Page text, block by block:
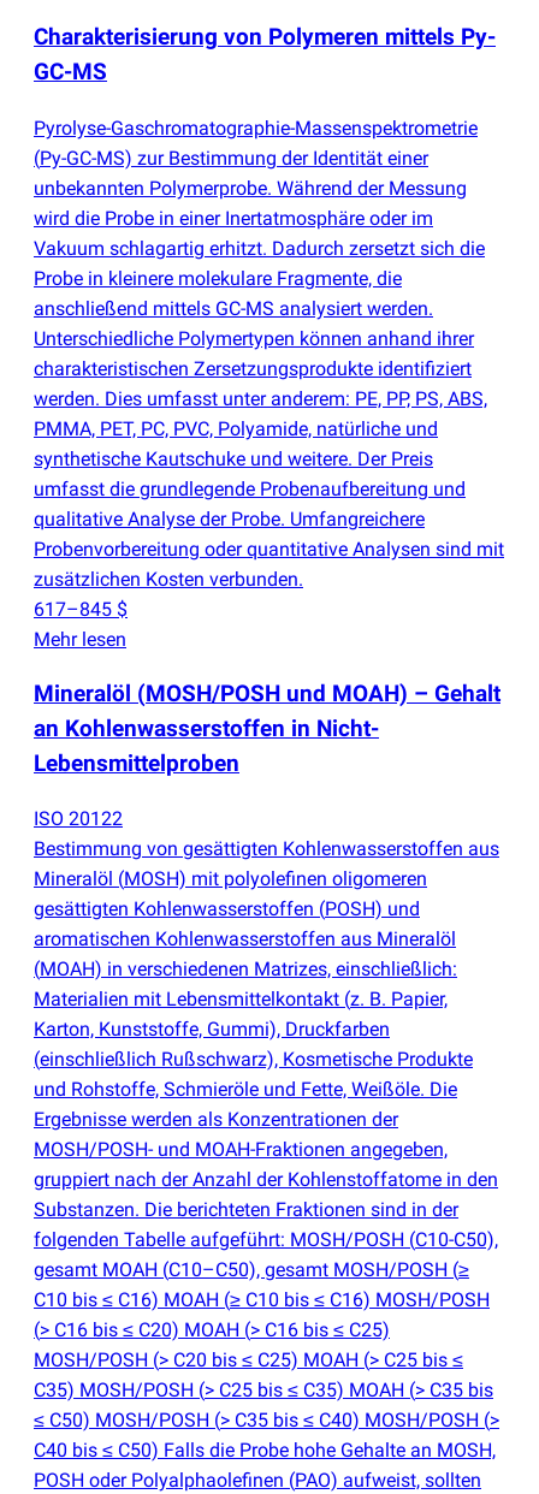
Charakterisierung von Polymeren mittels Py-
GC-MS
Pyrolyse-Gaschromatographie-Massenspektrometrie
(Py-GC-MS) zur Bestimmung der Identität einer
unbekannten Polymerprobe. Während der Messung
wird die Probe in einer Inertatmosphäre oder im
Vakuum schlagartig erhitzt. Dadurch zersetzt sich die
Probe in kleinere molekulare Fragmente, die
anschließend mittels GC-MS analysiert werden.
Unterschiedliche Polymertypen können anhand ihrer
charakteristischen Zersetzungsprodukte identifiziert
werden. Dies umfasst unter anderem: PE, PP, PS, ABS,
PMMA, PET, PC, PVC, Polyamide, natürliche und
synthetische Kautschuke und weitere. Der Preis
umfasst die grundlegende Probenaufbereitung und
qualitative Analyse der Probe. Umfangreichere
Probenvorbereitung oder quantitative Analysen sind mit
zusätzlichen Kosten verbunden.
617–845 $
Mehr lesen
Mineralöl (MOSH/POSH und MOAH) – Gehalt
an Kohlenwasserstoffen in Nicht-
Lebensmittelproben
ISO 20122
Bestimmung von gesättigten Kohlenwasserstoffen aus
Mineralöl (MOSH) mit polyolefinen oligomeren
gesättigten Kohlenwasserstoffen (POSH) und
aromatischen Kohlenwasserstoffen aus Mineralöl
(MOAH) in verschiedenen Matrizes, einschließlich:
Materialien mit Lebensmittelkontakt (z. B. Papier,
Karton, Kunststoffe, Gummi), Druckfarben
(einschließlich Rußschwarz), Kosmetische Produkte
und Rohstoffe, Schmieröle und Fette, Weißöle. Die
Ergebnisse werden als Konzentrationen der
MOSH/POSH- und MOAH-Fraktionen angegeben,
gruppiert nach der Anzahl der Kohlenstoffatome in den
Substanzen. Die berichteten Fraktionen sind in der
folgenden Tabelle aufgeführt: MOSH/POSH (C10-C50),
gesamt MOAH (C10–C50), gesamt MOSH/POSH (≥
C10 bis ≤ C16) MOAH (≥ C10 bis ≤ C16) MOSH/POSH
(> C16 bis ≤ C20) MOAH (> C16 bis ≤ C25)
MOSH/POSH (> C20 bis ≤ C25) MOAH (> C25 bis ≤
C35) MOSH/POSH (> C25 bis ≤ C35) MOAH (> C35 bis
≤ C50) MOSH/POSH (> C35 bis ≤ C40) MOSH/POSH (>
C40 bis ≤ C50) Falls die Probe hohe Gehalte an MOSH,
POSH oder Polyalphaolefinen (PAO) aufweist, sollten